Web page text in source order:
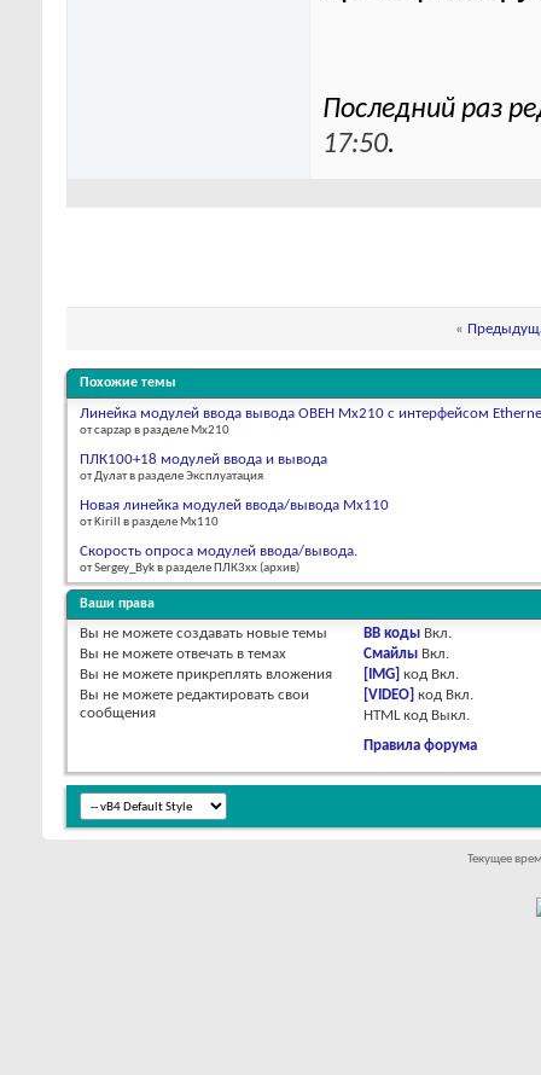
Последний раз
17:50.
«
Похожие темы
Линейка модулей ввода вывода ОВЕН Мх210 с интерфейсом
от capzap в разделе Мх210
ПЛК100+18 модулей ввода и вывода
от Дулат в разделе Эксплуатация
Новая линейка модулей ввода/вывода Мх110
от Kirill в разделе Мх110
Скорость опроса модулей ввода/вывода.
от Sergey_Byk в разделе ПЛК3xx (архив)
Ваши права
Вы не можете создавать новые темы
Вы не можете отвечать в темах
Вы не можете прикреплять вложения
Вы не можете редактировать свои
сообщения
BB коды Вкл.
Смайлы Вкл.
[IMG] код Вкл.
[VIDEO] код Вкл.
HTML код Выкл.
Правила форума
Текущее